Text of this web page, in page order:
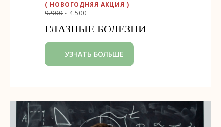
( НОВОГОДНЯЯ АКЦИЯ )
9.900 - 4.500
ГЛАЗНЫЕ БОЛЕЗНИ
УЗНАТЬ БОЛЬШЕ